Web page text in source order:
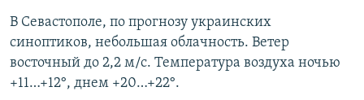
В Севастополе, по прогнозу украинских
синоптиков, небольшая облачность. Ветер
восточный до 2,2 м/с. Температура воздуха ночью
+11…+12°, днем +20…+22°.